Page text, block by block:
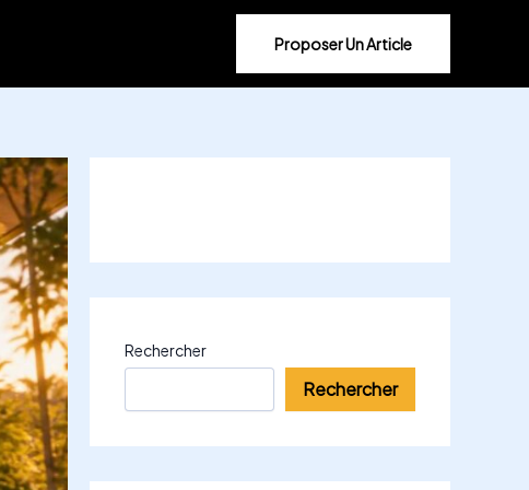
Proposer Un Article
Rechercher
Rechercher